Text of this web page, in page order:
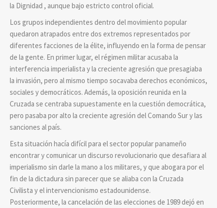
la Dignidad , aunque bajo estricto control oficial.
Los grupos independientes dentro del movimiento popular
quedaron atrapados entre dos extremos representados por
diferentes facciones de la élite, influyendo en la forma de pensar
de la gente. En primer lugar, el régimen militar acusaba la
interferencia imperialista y la creciente agresión que presagiaba
la invasión, pero al mismo tiempo socavaba derechos económicos,
sociales y democráticos. Además, la oposición reunida en la
Cruzada se centraba supuestamente en la cuestión democrática,
pero pasaba por alto la creciente agresión del Comando Sur y las
sanciones al país.
Esta situación hacía difícil para el sector popular panameño
encontrar y comunicar un discurso revolucionario que desafiara al
imperialismo sin darle la mano a los militares, y que abogara por el
fin de la dictadura sin parecer que se aliaba con la Cruzada
Civilista y el intervencionismo estadounidense.
Posteriormente, la cancelación de las elecciones de 1989 dejó en